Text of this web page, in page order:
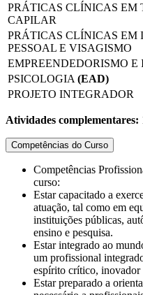
PRÁTICAS CLÍNICAS EM
CAPILAR
PRÁTICAS CLÍNICAS EM
PESSOAL E VISAGISMO
EMPREENDEDORISMO E
PSICOLOGIA (EAD)
PROJETO INTEGRADOR
Atividades complementares:
Competências do Curso
Competências
curso:
Estar capacitado a
atuação, tal como em
instituições públicas,
ensino e pesquisa.
Estar integrado ao
um profissional
espírito crítico, inovador
Estar preparado a